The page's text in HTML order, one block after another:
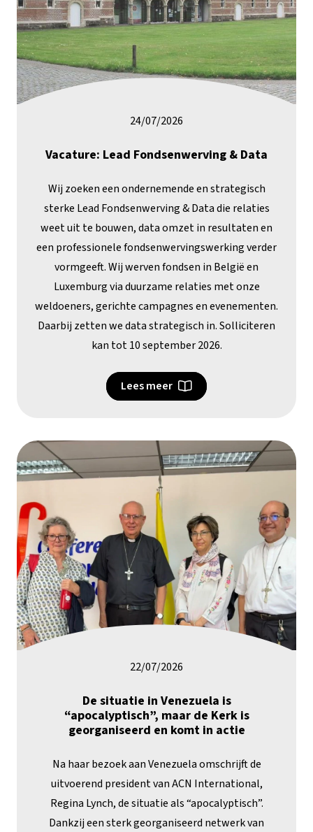
24/07/2026
Vacature: Lead Fondsenwerving & Data
Wij zoeken een ondernemende en strategisch
sterke Lead Fondsenwerving & Data die relaties
weet uit te bouwen, data omzet in resultaten en
een professionele fondsenwervingswerking verder
vormgeeft. Wij werven fondsen in België en
Luxemburg via duurzame relaties met onze
weldoeners, gerichte campagnes en evenementen.
Daarbij zetten we data strategisch in. Solliciteren
kan tot 10 september 2026.
Lees meer
22/07/2026
De situatie in Venezuela is
“apocalyptisch”, maar de Kerk is
georganiseerd en komt in actie
Na haar bezoek aan Venezuela omschrijft de
uitvoerend president van ACN International,
Regina Lynch, de situatie als “apocalyptisch”.
Dankzij een sterk georganiseerd netwerk van